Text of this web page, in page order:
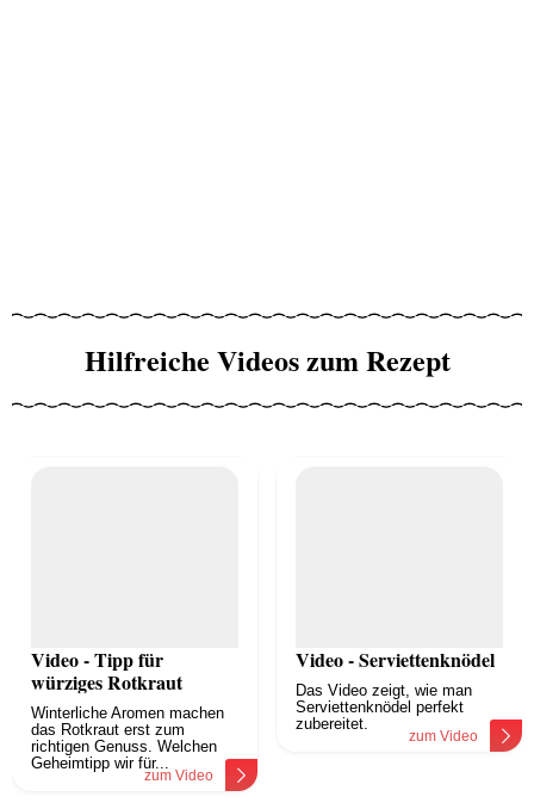
Hilfreiche Videos zum Rezept
Video - Tipp für
würziges Rotkraut
Winterliche Aromen machen
das Rotkraut erst zum
richtigen Genuss. Welchen
Geheimtipp wir für...
zum Video
Video - Serviettenknödel
Das Video zeigt, wie man
Serviettenknödel perfekt
zubereitet.
zum Video